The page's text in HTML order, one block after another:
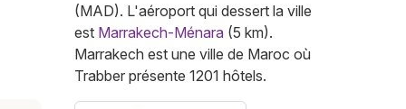
(MAD). L'aéroport qui dessert la ville
est Marrakech-Ménara (5 km).
Marrakech est une ville de Maroc où
Trabber présente 1201 hôtels.